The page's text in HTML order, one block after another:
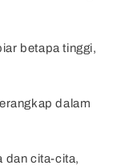
betapa tinggi,
dalam
dan cita-cita,